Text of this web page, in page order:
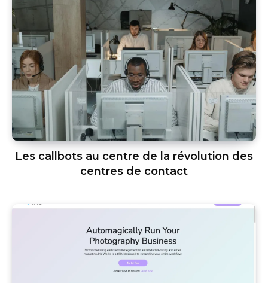
Les callbots au centre de la révolution des
centres de contact